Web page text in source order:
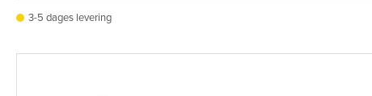
3-5 dages levering